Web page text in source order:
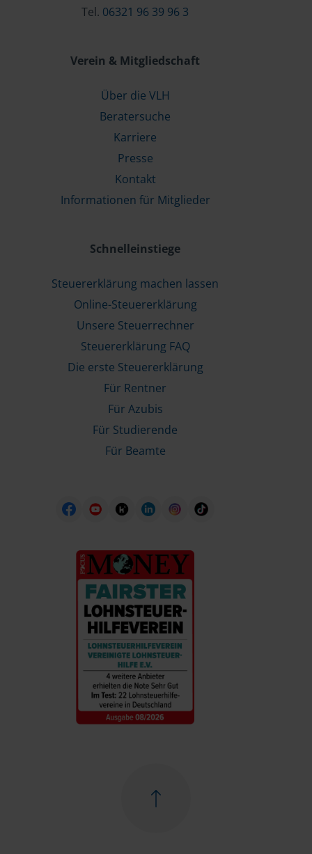
Tel. 06321 96 39 96 3
Verein & Mitgliedschaft
Über die VLH
Beratersuche
Karriere
Presse
Kontakt
Informationen für Mitglieder
Schnelleinstiege
Steuererklärung machen lassen
Online-Steuererklärung
Unsere Steuerrechner
Steuererklärung FAQ
Die erste Steuererklärung
Für Rentner
Für Azubis
Für Studierende
Für Beamte